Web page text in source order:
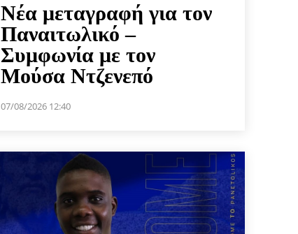
Νέα μεταγραφή για τον
Παναιτωλικό –
Συμφωνία με τον
Μούσα Ντζενεπό
07/08/2026 12:40